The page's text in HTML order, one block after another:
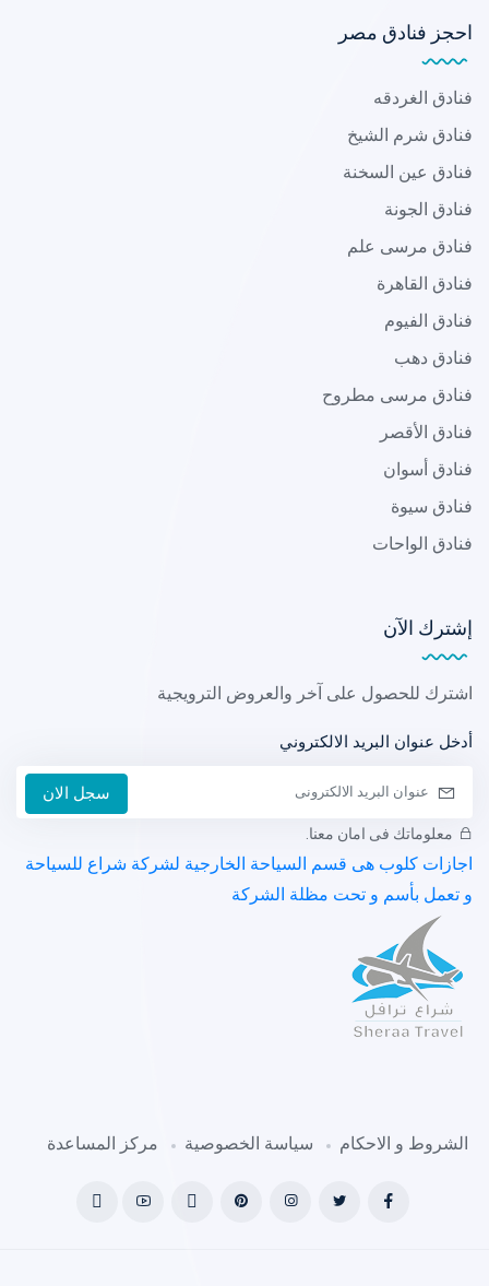
احجز فنادق مصر
فنادق الغردقه
فنادق شرم الشيخ
فنادق عين السخنة
فنادق الجونة
فنادق مرسى علم
فنادق القاهرة
فنادق الفيوم
فنادق دهب
فنادق مرسى مطروح
فنادق الأقصر
فنادق أسوان
فنادق سيوة
فنادق الواحات
إشترك الآن
اشترك للحصول على آخر والعروض الترويجية
أدخل عنوان البريد الالكتروني
سجل الان
معلوماتك فى امان معنا.
اجازات كلوب هى قسم السياحة الخارجية لشركة شراع للسياحة
و تعمل بأسم و تحت مظلة الشركة
الشروط و الاحكام سياسة الخصوصية مركز المساعدة